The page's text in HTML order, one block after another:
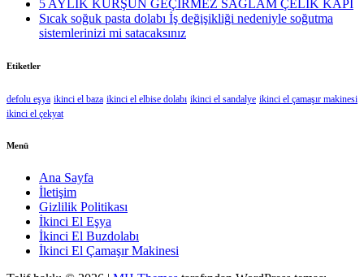
5 AYLIK KURŞUN GEÇİRMEZ SAĞLAM ÇELİK KAPI
Sıcak soğuk pasta dolabı İş değişikliği nedeniyle soğutma
sistemlerinizi mi satacaksınız
Etiketler
defolu eşya ikinci el baza ikinci el elbise dolabı ikinci el sandalye ikinci el çamaşır makinesi
ikinci el çekyat
Menü
Ana Sayfa
İletişim
Gizlilik Politikası
İkinci El Eşya
İkinci El Buzdolabı
İkinci El Çamaşır Makinesi